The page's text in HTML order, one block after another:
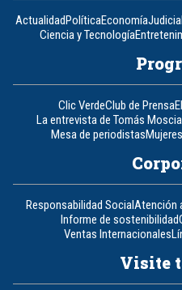
ActualidadPolíticaEconomíaJudicial
Ciencia y Tecnología
Clic VerdeClub de Prensa
La entrevista de Tomás
Mesa de periodistas
Responsabilidad SocialAtención
Informe de sostenibilidad
Ventas Internacionales
Visite